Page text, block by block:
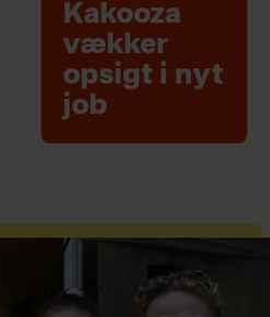
Kakooza
vækker
opsigt i nyt
job